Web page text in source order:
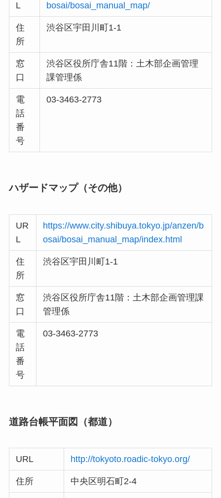
L bosai/bosai_manual_map/
住
所
渋谷区宇田川町1-1
窓
口
渋谷区役所庁舎11階：土木部企画管理
課管理係
電
話
番
号
03-3463-2773
ハザードマップ（その他）
UR
L
https://www.city.shibuya.tokyo.jp/anzen/b
osai/bosai_manual_map/index.html
住
所
渋谷区宇田川町1-1
窓
口
渋谷区役所庁舎11階：土木部企画管理課
管理係
電
話
番
号
03-3463-2773
道路台帳平面図（都道）
URL http://tokyoto.roadic-tokyo.org/
住所 中央区明石町2-4